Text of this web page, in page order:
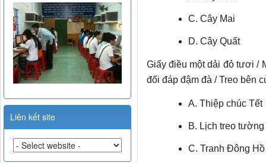
C. Cây Mai
D. Cây Quất
Giấy điều một dải đỏ tươi /
đối đáp đậm đà / Treo bên
A. Thiệp chúc Tết
B. Lịch treo tường
C. Tranh Đông Hồ
Liên kết site